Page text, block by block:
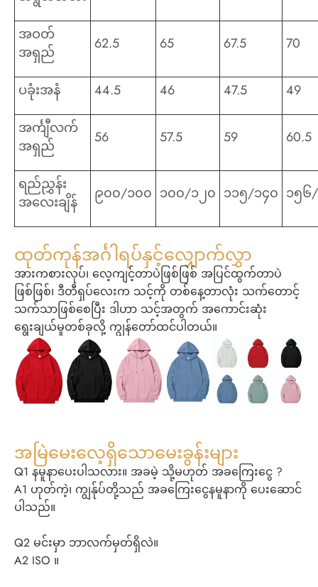
အဝတ်
အရှည်
62.5 65 67.5 70
ပခုံးအနံ 44.5 46 47.5 49
အင်္ကျီလက်
အရှည်
56 57.5 59 60.5
ရည်ညွှန်း
အလေးချိန်
၉၀၀/၁၀၀ ၁၀၀/၁၂၀ ၁၁၅/၁၄၀ ၁၅၆
ထုတ်ကုန်အင်္ဂါရပ်နှင့်လျှောက်လွှာ
အားကစားလုပ်၊ လေ့ကျင့်တာပဲဖြစ်ဖြစ် အပြင်ထွက်တာပဲ
ဖြစ်ဖြစ်၊ ဒီတီရှပ်လေးက သင့်ကို တစ်နေ့တာလုံး သက်တောင့်
သက်သာဖြစ်စေပြီး ဒါဟာ သင့်အတွက် အကောင်းဆုံး
ရွေးချယ်မှုတစ်ခုလို့ ကျွန်တော်ထင်ပါတယ်။
အမြဲမေးလေ့ရှိသောမေးခွန်းများ
Q1 နမူနာပေးပါသလား။ အခမဲ့ သို့မဟုတ် အခကြေးငွေ ?
A1 ဟုတ်ကဲ့၊ ကျွန်ုပ်တို့သည် အခကြေးငွေနမူနာကို ပေးဆောင်
ပါသည်။
Q2 မင်းမှာ ဘာလက်မှတ်ရှိလဲ။
A2 ISO ။